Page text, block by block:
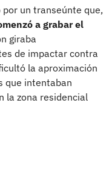
un transeúnte que,
a grabar el
giraba
de impactar contra
la aproximación
que intentaban
la zona residencial